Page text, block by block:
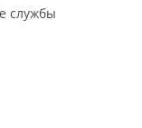
службы